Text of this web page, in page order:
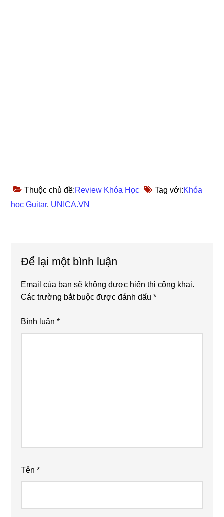
Thuộc chủ đề:Review Khóa Học Tag với:Khóa
học Guitar, UNICA.VN
Interactions
Để lại một bình luận
Email của bạn sẽ không được hiển thị công khai.
Các trường bắt buộc được đánh dấu*
Bình luận*
Tên*